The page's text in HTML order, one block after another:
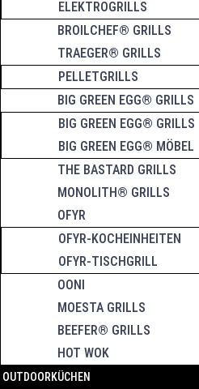
ELEKTROGRILLS
BROILCHEF® GRILLS
TRAEGER® GRILLS
PELLETGRILLS
BIG GREEN EGG® GRILLS
BIG GREEN EGG® GRILLS
BIG GREEN EGG® MÖBEL
THE BASTARD GRILLS
MONOLITH® GRILLS
OFYR
OFYR-KOCHEINHEITEN
OFYR-TISCHGRILL
OONI
MOESTA GRILLS
BEEFER® GRILLS
HOT WOK
OUTDOORKÜCHEN